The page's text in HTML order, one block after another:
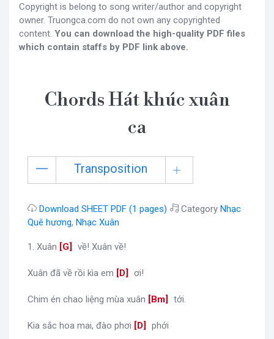
Copyright is belong to song writer/author and copyright
owner. Truongca.com do not own any copyrighted
content. You can download the high-quality PDF files
which contain staffs by PDF link above.
Chords Hát khúc xuân
ca
Transposition
Download SHEET PDF (1 pages) Category Nhạc
Quê hương, Nhạc Xuân
1. Xuân [G về! Xuân về!
Xuân đã về rồi kìa em [D ơi!
Chim én chao liệng mùa xuân [Bm tới.
Kia sắc hoa mai, đào phơi [D phới